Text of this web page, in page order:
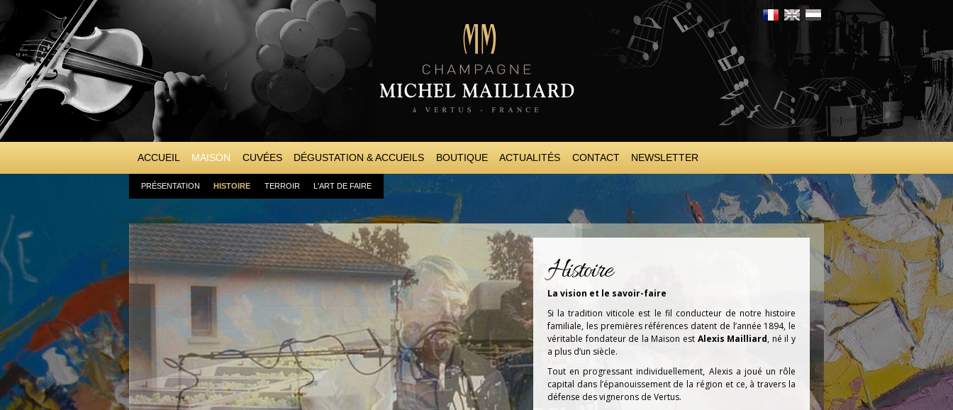
principal
ACCUEIL MAISON
PRÉSENTATION HISTOIRE TERROIR L'ART DE FAIRE
CUVÉES DÉGUSTATION & ACCUEILS BOUTIQUE ACTUALITÉS CONTACT NEWSLETTER
Histoire
La vision et le savoir-faire
Si la tradition viticole est le fil conducteur de notre histoire
familiale, les premières références datent de l’année 1894, le
véritable fondateur de la Maison est Alexis Mailliard, né il y
a plus d’un siècle.
Tout en progressant individuellement, Alexis a joué un rôle
capital dans l’épanouissement de la région et ce, à travers la
défense des vignerons de Vertus.